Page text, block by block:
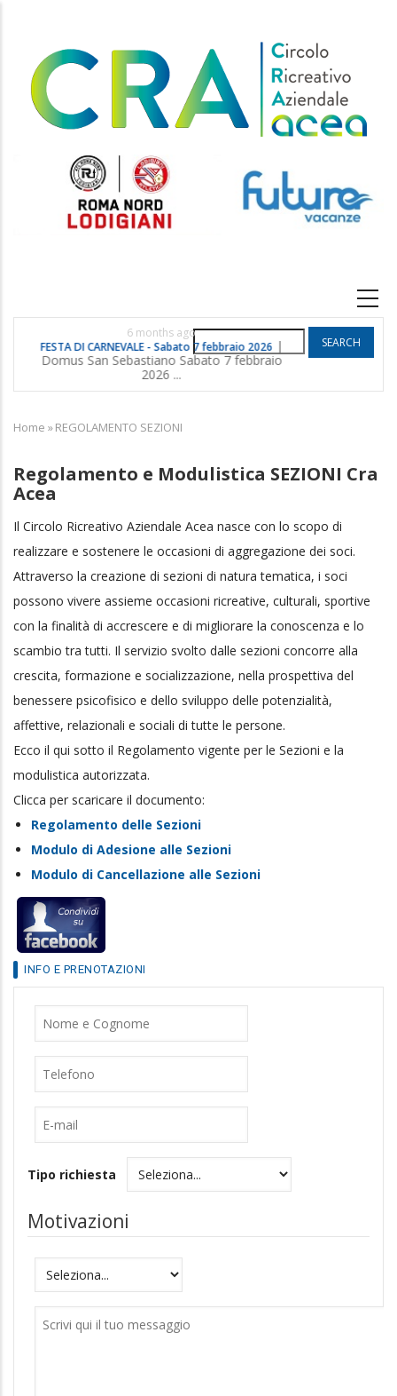
content
6 months ago
FESTA DI CARNEVALE - Sabato 7 febbraio 2026 |
Domus San Sebastiano Sabato 7 febbraio
2026 ...
POGGIO
Search
Breadcrumb
Home »REGOLAMENTO SEZIONI
Regolamento e Modulistica SEZIONI Cra
Acea
Il Circolo Ricreativo Aziendale Acea nasce con lo scopo di
realizzare e sostenere le occasioni di aggregazione dei soci.
Attraverso la creazione di sezioni di natura tematica, i soci
possono vivere assieme occasioni ricreative, culturali, sportive
con la finalità di accrescere e di migliorare la conoscenza e lo
scambio tra tutti. Il servizio svolto dalle sezioni concorre alla
crescita, formazione e socializzazione, nella prospettiva del
benessere psicofisico e dello sviluppo delle potenzialità,
affettive, relazionali e sociali di tutte le persone.
Ecco il qui sotto il Regolamento vigente per le Sezioni e la
modulistica autorizzata.
Clicca per scaricare il documento:
Regolamento delle Sezioni
Modulo di Adesione alle Sezioni
Modulo di Cancellazione alle Sezioni
INFO E PRENOTAZIONI
Telefono
Tipo richiesta
Motivazioni
Motivazioni